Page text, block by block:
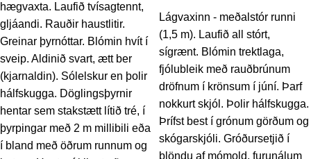
hægvaxta. Laufið tvísagtennt,
gljáandi. Rauðir haustlitir.
Greinar þyrnóttar. Blómin hvít í
sveip. Aldinið svart, ætt ber
(kjarnaldin). Sólelskur en þolir
hálfskugga. Döglingsþyrnir
hentar sem stakstætt lítið tré, í
þyrpingar með 2 m millibili eða
í bland með öðrum runnum og
Lágvaxinn - meðalstór runni
(1,5 m). Laufið all stórt,
sígrænt. Blómin trektlaga,
fjólubleik með rauðbrúnum
dröfnum í krönsum í júní. Þarf
nokkurt skjól. Þolir hálfskugga.
Þrífst best í grónum görðum og
skógarskjóli. Gróðursetjið í
blöndu af mómold, furunálum